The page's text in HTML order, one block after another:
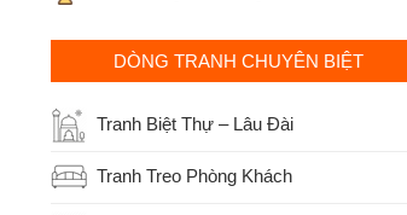
DÒNG TRANH CHUYÊN BIỆT
Tranh Biệt Thự – Lâu Đài
Tranh Treo Phòng Khách